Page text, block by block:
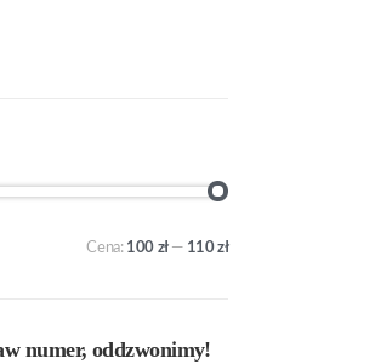
Cena: 100 zł— 110 zł
numer, oddzwonimy!